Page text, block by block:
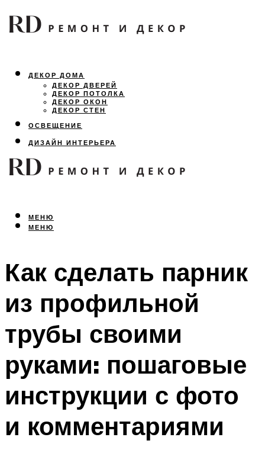
ДЕКОР ДОМА
ДЕКОР ДВЕРЕЙ
ДЕКОР ПОТОЛКА
ДЕКОР ОКОН
ДЕКОР СТЕН
ОСВЕЩЕНИЕ
ДИЗАЙН ИНТЕРЬЕРА
ЛАНДШАФТНЫЙ ДИЗАЙН
ВСЕ ПРО РЕМОНТ
МЕНЮ
МЕНЮ
Как сделать парник
из профильной
трубы своими
руками: пошаговые
инструкции с фото
и комментариями